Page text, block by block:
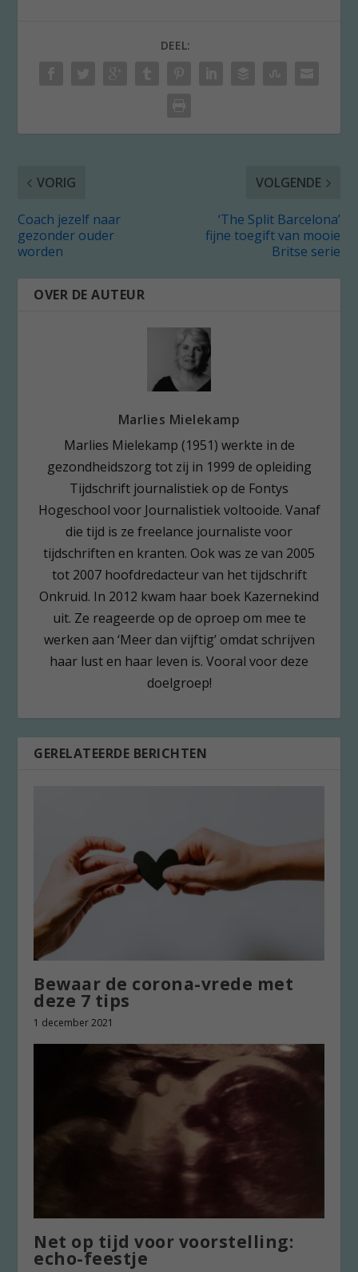
DEEL:
VORIG
Coach jezelf naar
gezonder ouder
worden
VOLGENDE
‘The Split Barcelona’
fijne toegift van mooie
Britse serie
OVER DE AUTEUR
Marlies Mielekamp
Marlies Mielekamp (1951) werkte in de
gezondheidszorg tot zij in 1999 de opleiding
Tijdschrift journalistiek op de Fontys
Hogeschool voor Journalistiek voltooide. Vanaf
die tijd is ze freelance journaliste voor
tijdschriften en kranten. Ook was ze van 2005
tot 2007 hoofdredacteur van het tijdschrift
Onkruid. In 2012 kwam haar boek Kazernekind
uit. Ze reageerde op de oproep om mee te
werken aan ‘Meer dan vijftig’ omdat schrijven
haar lust en haar leven is. Vooral voor deze
doelgroep!
GERELATEERDE BERICHTEN
Bewaar de corona-vrede met
deze 7 tips
1 december 2021
Net op tijd voor voorstelling:
echo-feestje